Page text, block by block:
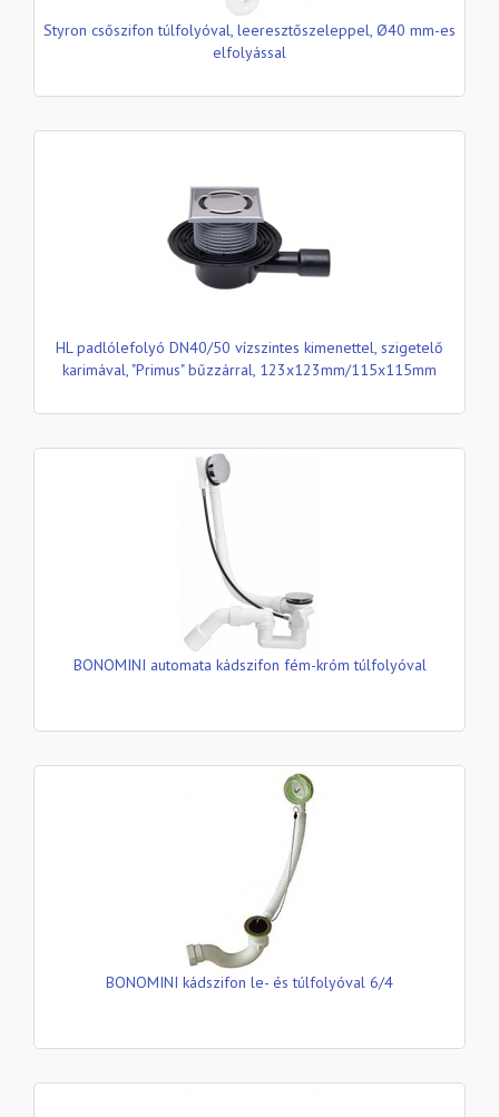
Styron csőszifon túlfolyóval, leeresztőszeleppel, Ø40 mm-es
elfolyással
HL padlólefolyó DN40/50 vízszintes kimenettel, szigetelő
karimával, "Primus" bűzzárral, 123x123mm/115x115mm
BONOMINI automata kádszifon fém-króm túlfolyóval
BONOMINI kádszifon le- és túlfolyóval 6/4